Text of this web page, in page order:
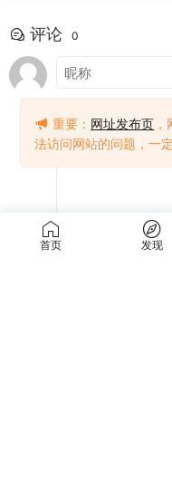
评论 0
首页 发现
重要： 网址发布页
法访问网站的问题，一